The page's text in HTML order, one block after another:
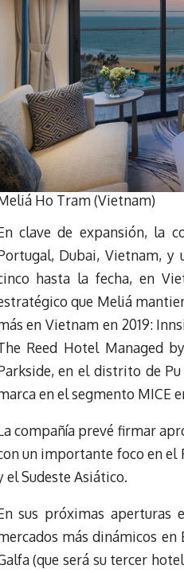
Ho Tram (Vietnam)
clave de expansión, la
Dubai, Vietnam,
hasta la fecha, en
que Meliá
en Vietnam en 2019:
Reed Hotel Managed
en el distrito de
en el segmento MICE
compañía prevé firmar
un importante foco en el
el Sudeste Asiático.
sus próximas aperturas
más dinámicos
(que será su tercer